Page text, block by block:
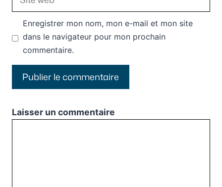
web
Enregistrer mon nom, mon e-mail et mon site
dans le navigateur pour mon prochain
commentaire.
Laisser un commentaire